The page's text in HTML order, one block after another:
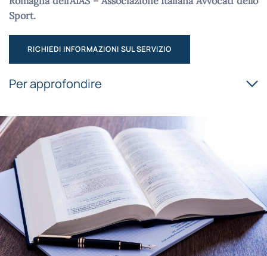
Sport.
RICHIEDI INFORMAZIONI SUL SERVIZIO
Per approfondire